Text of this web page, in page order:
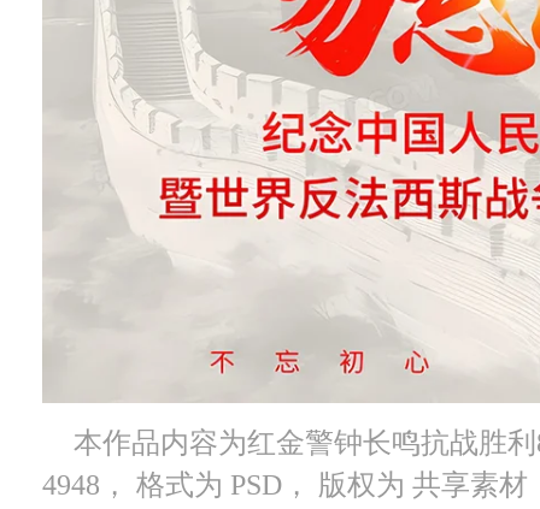
本作品内容为红金警钟长鸣抗战胜
4948， 格式为 PSD， 版权为 共享素